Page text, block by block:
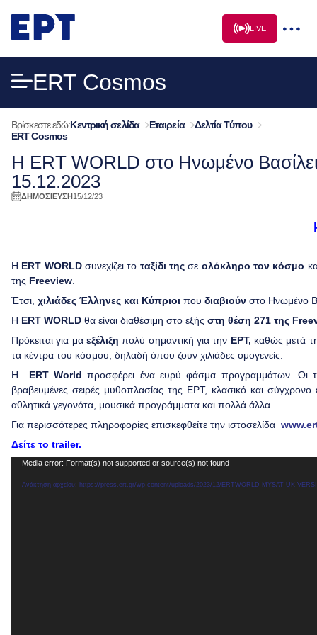
περιεχόμενο
LIVE
ERT Cosmos
Βρίσκεστε εδώ:Κεντρική σελίδα Εταιρεία
Δελτία Τύπου
ERT Cosmos
Η ERT WORLD στο Ηνωμένο
15.12.2023
ΔΗΜΟΣΙΕΥΣΗ15/12/23
Η ERT WORLDσυνεχίζει το ταξίδι της σε ολόκληρο τον κόσμο
της Freeview
Έτσι, χιλιάδες Έλληνες και Κύπριοι που διαβιούν στο Ηνωμένο
Η ERT WORLD θα είναι διαθέσιμη στο εξής στη θέση 271 της
Πρόκειται για μα εξέλιξη πολύ σημαντική για την ΕΡΤ, καθώς μετά
τα κέντρα του κόσμου, δηλαδή όπου ζουν χιλιάδες ομογενείς.
Η ERT World προσφέρει ένα ευρύ φάσμα προγραμμάτων. Οι
βραβευμένες σειρές μυθοπλασίας της ΕΡΤ, κλασικό και σύγχρονο
αθλητικά γεγονότα, μουσικά προγράμματα και πολλά άλλα.
Για περισσότερες πληροφορίες επισκεφθείτε την ιστοσελίδα
Δείτε το trailer.
Πρόγραμμα
Βίντεο
Media error: Format(s) not supported or source(s) not found
Ανάκτηση αρχείου: https://press.ert.gr/wp-content/uploads/2023/12/ERTWORLD-MYSAT-UK-